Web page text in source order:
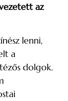
az
lenni,
a
dolgok.